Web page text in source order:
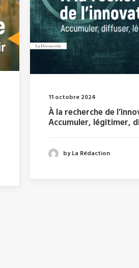
11 octobre 2024
À la recherche de
Accumuler, légitimer,
by La Rédaction